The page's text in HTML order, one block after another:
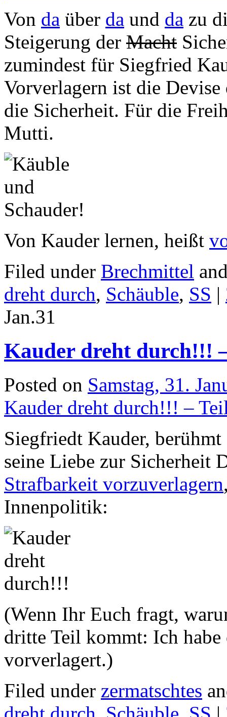
Von da über da und da zu
Steigerung der Macht
zumindest für Siegfried
Vorverlagern ist die
die Sicherheit. Für die
Mutti.
Von Kauder lernen, heißt
Filed under Brechmittel
dreht durch, Schäuble, SS |
Jan.31
Kauder dreht durch!!!
Posted on Samstag, 31.
Kauder dreht durch!!! –
Siegfriedt Kauder,
seine Liebe zur Sicherheit
Strafbarkeit vorzuverlagern
Innenpolitik:
(Wenn Ihr Euch fragt,
dritte Teil kommt: Ich
vorverlagert.)
Filed under zermatschtes